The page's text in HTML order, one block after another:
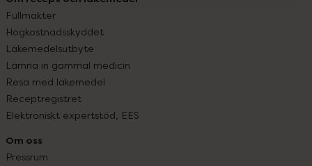
Fullmakter
Högkostnadsskyddet
Läkemedelsutbyte
Lämna in gammal medicin
Resa med läkemedel
Receptregistret
Elektroniskt expertstöd, EES
Om oss
Pressrum